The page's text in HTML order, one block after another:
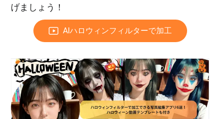
げましょう！
AIハロウィンフィルターで加工